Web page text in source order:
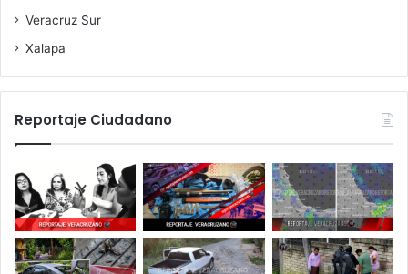
Veracruz Sur
Xalapa
Reportaje Ciudadano